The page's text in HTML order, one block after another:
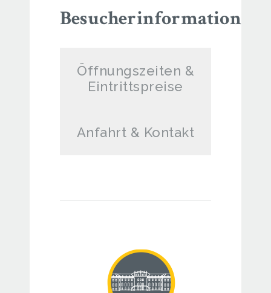
Besucherinformationen
Öffnungszeiten &
Eintrittspreise
Anfahrt & Kontakt